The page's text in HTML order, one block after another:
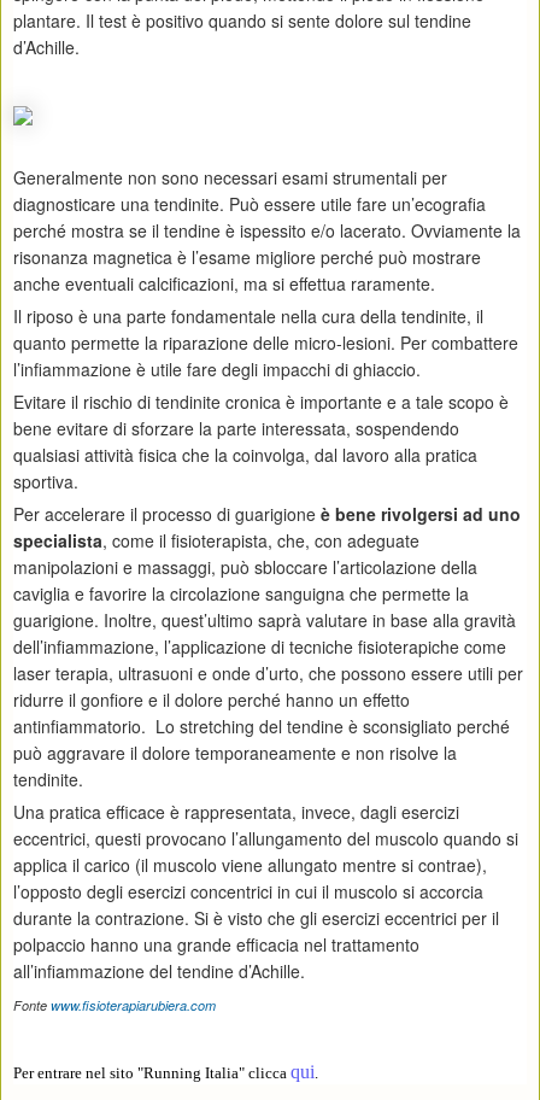
plantare. Il test è positivo quando si sente dolore sul tendine
d’Achille.
Generalmente non sono necessari esami strumentali per
diagnosticare una tendinite. Può essere utile fare un’ecografia
perché mostra se il tendine è ispessito e/o lacerato. Ovviamente la
risonanza magnetica è l’esame migliore perché può mostrare
anche eventuali calcificazioni, ma si effettua raramente.
Il riposo è una parte fondamentale nella cura della tendinite, il
quanto permette la riparazione delle micro-lesioni. Per combattere
l’infiammazione è utile fare degli impacchi di ghiaccio.
Evitare il rischio di tendinite cronica è importante e a tale scopo è
bene evitare di sforzare la parte interessata, sospendendo
qualsiasi attività fisica che la coinvolga, dal lavoro alla pratica
sportiva.
Per accelerare il processo di guarigione è bene rivolgersi ad uno
specialista, come il fisioterapista, che, con adeguate
manipolazioni e massaggi, può sbloccare l’articolazione della
caviglia e favorire la circolazione sanguigna che permette la
guarigione. Inoltre, quest’ultimo saprà valutare in base alla gravità
dell’infiammazione, l’applicazione di tecniche fisioterapiche come
laser terapia, ultrasuoni e onde d’urto, che possono essere utili per
ridurre il gonfiore e il dolore perché hanno un effetto
antinfiammatorio. Lo stretching del tendine è sconsigliato perché
può aggravare il dolore temporaneamente e non risolve la
tendinite.
Una pratica efficace è rappresentata, invece, dagli esercizi
eccentrici, questi provocano l’allungamento del muscolo quando si
applica il carico (il muscolo viene allungato mentre si contrae),
l’opposto degli esercizi concentrici in cui il muscolo si accorcia
durante la contrazione. Si è visto che gli esercizi eccentrici per il
polpaccio hanno una grande efficacia nel trattamento
all’infiammazione del tendine d’Achille.
Fonte www.fisioterapiarubiera.com
Per entrare nel sito "Running Italia" clicca qui.